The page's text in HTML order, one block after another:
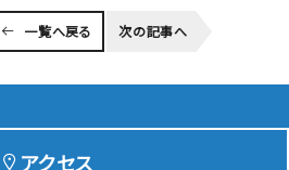
コース紹介
学校生活
一覧へ戻る 次の記事へ
アクセス